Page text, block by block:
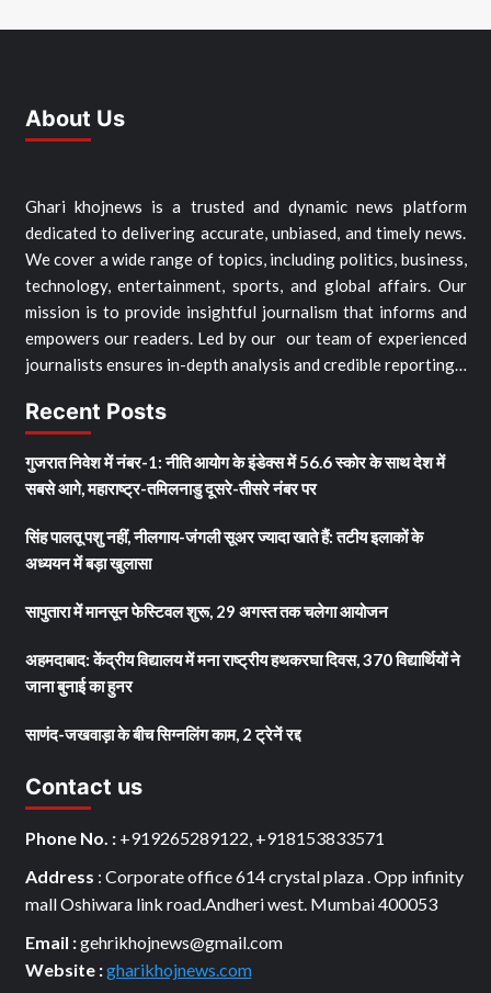
About Us
Ghari khojnews is a trusted and dynamic news platform
dedicated to delivering accurate, unbiased, and timely news.
We cover a wide range of topics, including politics, business,
technology, entertainment, sports, and global affairs. Our
mission is to provide insightful journalism that informs and
empowers our readers. Led by our our team of experienced
journalists ensures in-depth analysis and credible reporting…
Recent Posts
गुजरात निवेश में नंबर-1: नीति आयोग के इंडेक्स में 56.6 स्कोर के साथ देश में
सबसे आगे, महाराष्ट्र-तमिलनाडु दूसरे-तीसरे नंबर पर
सिंह पालतू पशु नहीं, नीलगाय-जंगली सूअर ज्यादा खाते हैं: तटीय इलाकों के
अध्ययन में बड़ा खुलासा
सापुतारा में मानसून फेस्टिवल शुरू, 29 अगस्त तक चलेगा आयोजन
अहमदाबाद: केंद्रीय विद्यालय में मना राष्ट्रीय हथकरघा दिवस, 370 विद्यार्थियों ने
जाना बुनाई का हुनर
साणंद-जखवाड़ा के बीच सिग्नलिंग काम, 2 ट्रेनें रद्द
Contact us
Phone No. : +919265289122, +918153833571
Address : Corporate office 614 crystal plaza . Opp infinity
mall Oshiwara link road.Andheri west. Mumbai 400053
Email :gehrikhojnews@gmail.com
Website :gharikhojnews.com